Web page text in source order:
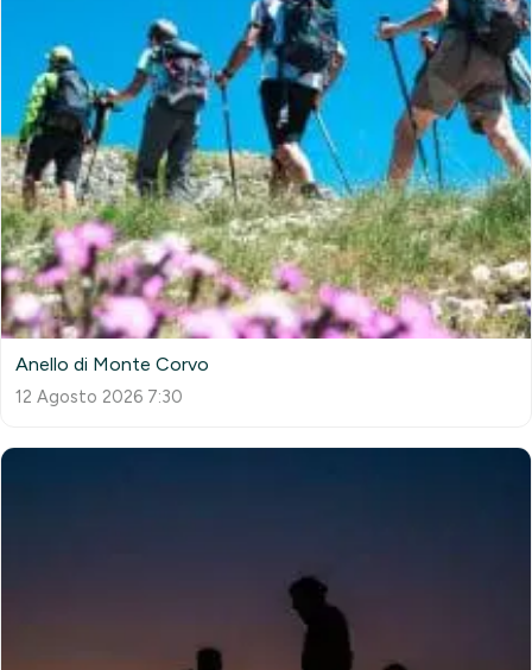
Anello di Monte Corvo
12 Agosto 2026 7:30